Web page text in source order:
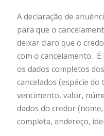
A declaração de
para que o
deixar claro que o
com o cancelamento.
os dados completos
cancelados (espécie
vencimento, valor,
dados do credor (nome,
completa, endereço,